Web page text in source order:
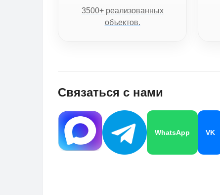
3500+ реализованных
объектов.
Связаться с нами
WhatsApp VK